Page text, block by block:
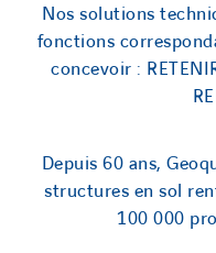
Nos solutions
fonctions
concevoir :
Depuis 60 ans,
structures en sol
100 000